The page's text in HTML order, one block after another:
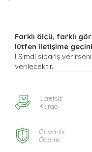
Farklı ölçü, farklı
lütfen iletişime
! Şimdi sipariş
verilecektir.
Ücretsiz
Kargo
Güvenilir
Ödeme